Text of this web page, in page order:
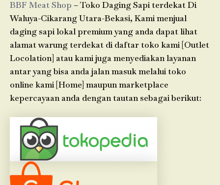
BBF Meat Shop – Toko Daging Sapi terdekat Di
Waluya-Cikarang Utara-Bekasi, Kami menjual
daging sapi lokal premium yang anda dapat lihat
alamat warung terdekat di daftar toko kami [Outlet
Locolation] atau kami juga menyediakan layanan
antar yang bisa anda jalan masuk melalui toko
online kami [Home] maupun marketplace
kepercayaan anda dengan tautan sebagai berikut: